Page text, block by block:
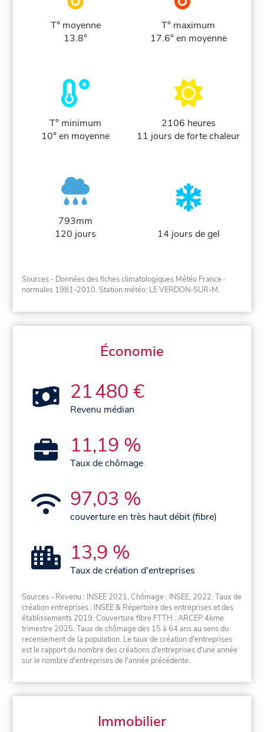
T° moyenne
13.8°
T° maximum
17.6° en moyenne
T° minimum
10° en moyenne
2106 heures
11 jours de forte chaleur
793mm
120 jours
14 jours de gel
Sources - Données des fiches climatologiques Météo France ·
normales 1981-2010. Station météo: LE VERDON-SUR-M.
Économie
21 480 €
Revenu médian
11,19 %
Taux de chômage
97,03 %
couverture en très haut débit (fibre)
13,9 %
Taux de création d'entreprises
Sources - Revenu : INSEE 2021, Chômage : INSEE, 2022. Taux de
création entreprises : INSEE & Répertoire des entreprises et des
établissements 2019. Couverture fibre FTTH : ARCEP 4ème
trimestre 2025. Taux de chômage des 15 à 64 ans au sens du
recensement de la population. Le taux de création d'entreprises
est le rapport du nombre des créations d'entreprises d'une année
sur le nombre d'entreprises de l'année précédente.
Immobilier